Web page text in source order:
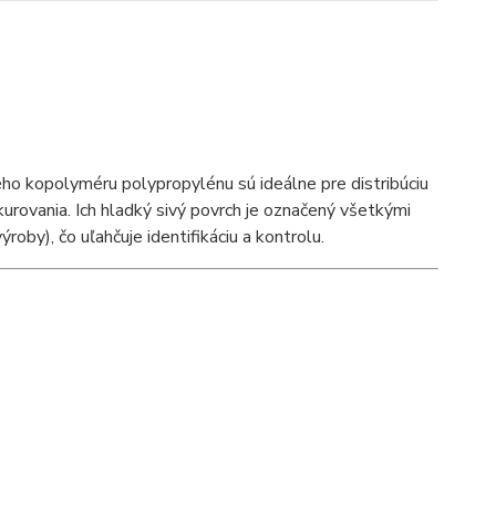
kopolyméru polypropylénu sú ideálne pre distribúciu
Ich hladký sivý povrch je označený všetkými
čo uľahčuje identifikáciu a kontrolu.